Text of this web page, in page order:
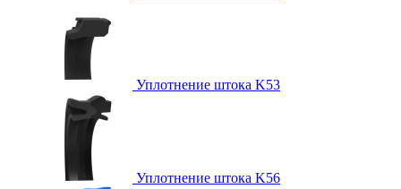
Уплотнение штока K53
Уплотнение штока K56